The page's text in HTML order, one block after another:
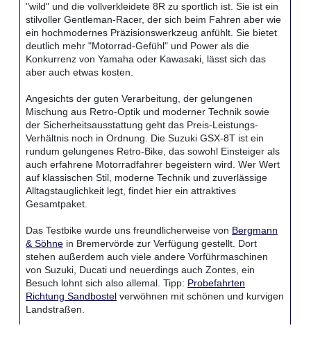
"wild" und die vollverkleidete 8R zu sportlich ist. Sie ist ein
stilvoller Gentleman-Racer, der sich beim Fahren aber wie
ein hochmodernes Präzisionswerkzeug anfühlt. Sie bietet
deutlich mehr "Motorrad-Gefühl" und Power als die
Konkurrenz von Yamaha oder Kawasaki, lässt sich das
aber auch etwas kosten.
Angesichts der guten Verarbeitung, der gelungenen
Mischung aus Retro-Optik und moderner Technik sowie
der Sicherheitsausstattung geht das Preis-Leistungs-
Verhältnis noch in Ordnung. Die Suzuki GSX-8T ist ein
rundum gelungenes Retro-Bike, das sowohl Einsteiger als
auch erfahrene Motorradfahrer begeistern wird. Wer Wert
auf klassischen Stil, moderne Technik und zuverlässige
Alltagstauglichkeit legt, findet hier ein attraktives
Gesamtpaket.
Das Testbike wurde uns freundlicherweise von Bergmann
& Söhne in Bremervörde zur Verfügung gestellt. Dort
stehen außerdem auch viele andere Vorführmaschinen
von Suzuki, Ducati und neuerdings auch Zontes, ein
Besuch lohnt sich also allemal. Tipp: Probefahrten
Richtung Sandbostel verwöhnen mit schönen und kurvigen
Landstraßen.